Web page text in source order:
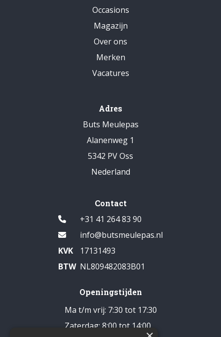
Occasions
Magazijn
Over ons
Merken
Vacatures
Adres
Buts Meulepas
Alanenweg 1
5342 PV Oss
Nederland
Contact
+31 41 264 83 90
info@butsmeulepas.nl
KVK
17131493
BTW NL809482083B01
Openingstijden
Ma t/m vrij: 7:30 tot 17:30
Zaterdag: 8:00 tot 14:00